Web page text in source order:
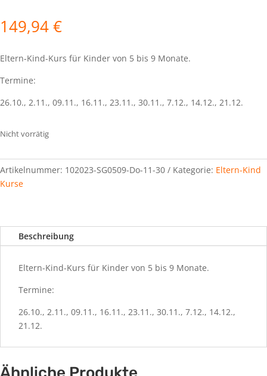
149,94€
Eltern-Kind-Kurs für Kinder von 5 bis 9 Monate.
Termine:
26.10., 2.11., 09.11., 16.11., 23.11., 30.11., 7.12., 14.12., 21.12.
Nicht vorrätig
Artikelnummer: 102023-SG0509-Do-11-30 Kategorie: Eltern-Kind
Kurse
Beschreibung
Eltern-Kind-Kurs für Kinder von 5 bis 9 Monate.
Termine:
26.10., 2.11., 09.11., 16.11., 23.11., 30.11., 7.12., 14.12.,
21.12.